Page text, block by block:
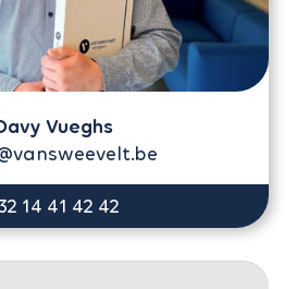
Vueghs
14 41 42 42